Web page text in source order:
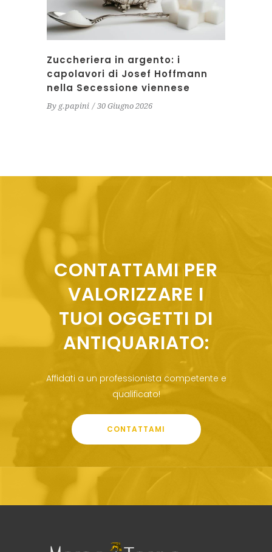
Zuccheriera in argento: i
capolavori di Josef Hoffmann
nella Secessione viennese
By g.papini 30 Giugno 2026
CONTATTAMI PER
VALORIZZARE I
TUOI OGGETTI DI
ANTIQUARIATO:
Affidati a un professionista competente e
qualificato!
CONTATTAMI